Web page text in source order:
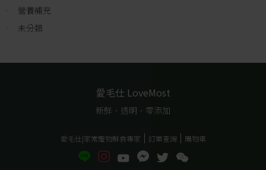
營養補充
未分類
愛毛仕 LoveMost
新鮮．透明．零添加
愛毛仕|家常寵物鮮食專家 訂單查詢 購物車